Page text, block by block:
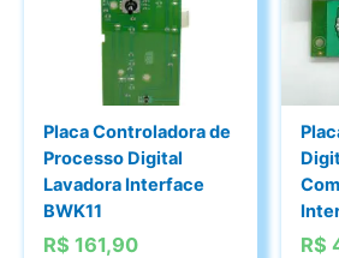
Placa Controladora de
Processo Digital
Lavadora Interface
BWK11
R$ 161,90 R$